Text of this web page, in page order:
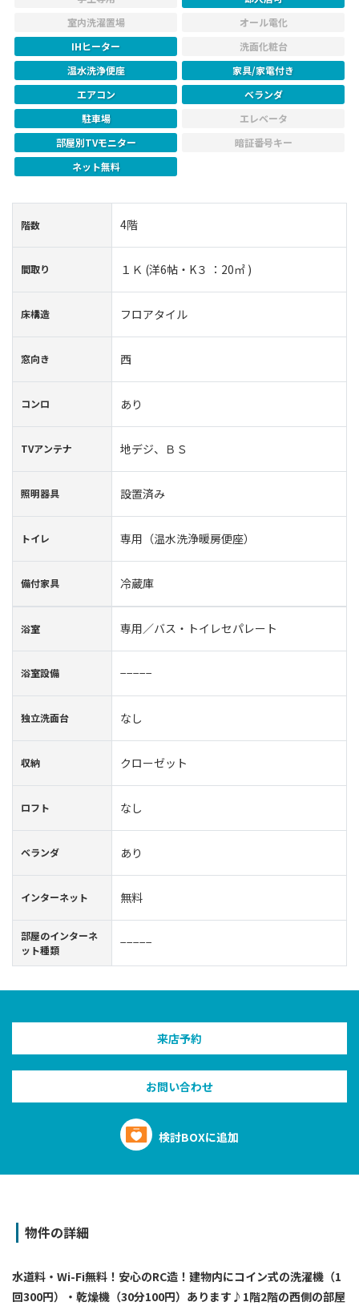
室内洗濯置場
オール電化
IHヒーター
洗面化粧台
温水洗浄便座
家具/家電付き
エアコン
ベランダ
駐車場
エレベータ
部屋別TVモニター
暗証番号キー
ネット無料
階数 4階
間取り １Ｋ (洋6帖・K３ ：20㎡ )
床構造 フロアタイル
窓向き 西
コンロ あり
TVアンテナ 地デジ、ＢＳ
照明器具 設置済み
トイレ 専用（温水洗浄暖房便座）
備付家具 冷蔵庫
浴室 専用／バス・トイレセパレート
浴室設備 −−−−−
独立洗面台 なし
収納 クローゼット
ロフト なし
ベランダ あり
インターネット 無料
部屋のインターネ
ット種類
−−−−−
来店予約
お問い合わせ
検討BOXに追加
物件の詳細
水道料・Wi-Fi無料！安心のRC造！建物内にコイン式の洗濯機（1
回300円）・乾燥機（30分100円）あります♪1階2階の西側の部屋